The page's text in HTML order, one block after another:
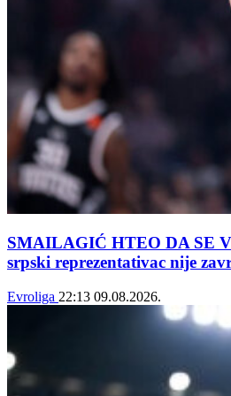
SMAILAGIĆ HTEO DA SE
srpski reprezentativac nije
Evroliga 22:13 09.08.2026.